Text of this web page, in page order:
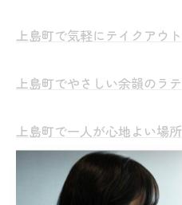
上島町で気軽にテイクアウト
上島町でやさしい余韻のラテ
上島町で一人が心地よい場所
上島町で思い出に残るデート